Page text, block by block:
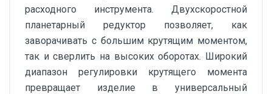
расходного инструмента. Двухскоростной
планетарный редуктор позволяет, как
заворачивать с большим крутящим моментом,
так и сверлить на высоких оборотах. Широкий
диапазон регулировки крутящего момента
превращает изделие в универсальный